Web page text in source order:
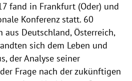
fand in Frankfurt (Oder) und
Konferenz statt. 60
Deutschland, Österreich,
sich dem Leben und
der Analyse seiner
Frage nach der zukünftigen